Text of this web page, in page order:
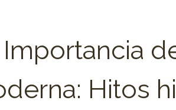
Importancia
Hitos